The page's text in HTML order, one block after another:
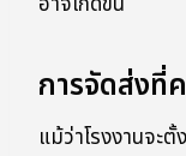
การจัดส่งที่
แม้ว่าโรงงานจะ